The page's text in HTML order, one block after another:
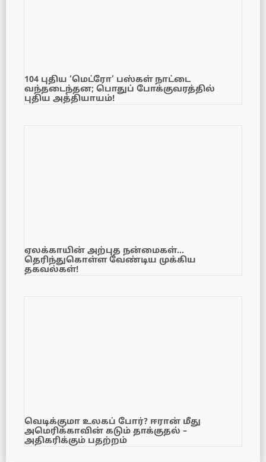
104 புதிய ‘மெட்ரோ’ பஸ்கள் நாட்டை
வந்தடைந்தன; பொதுப் போக்குவரத்தில்
புதிய அத்தியாயம்!
ஏலக்காயின் அற்புத நன்மைகள்…
தெரிந்துகொள்ள வேண்டிய முக்கிய
தகவல்கள்!
வெடிக்குமா உலகப் போர்? ஈரான் மீது
அமெரிக்காவின் கடும் தாக்குதல் –
அதிகரிக்கும் பதற்றம்